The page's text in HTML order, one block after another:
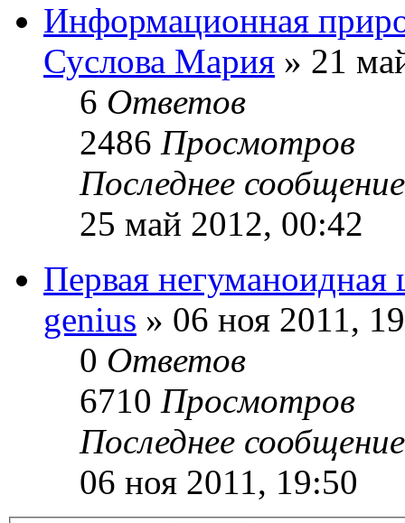
Информационная
Суслова Мария » 21
6 Ответов
2486 Просмотров
Последнее
25 май 2012, 00:42
Первая негуманоидная
genius » 06 ноя 2011,
0 Ответов
6710 Просмотров
Последнее
06 ноя 2011, 19:50